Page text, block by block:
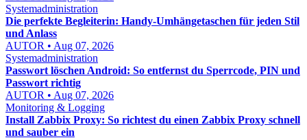
Systemadministration
Die perfekte Begleiterin: Handy-Umhängetaschen für jeden Stil
und Anlass
AUTOR • Aug 07, 2026
Systemadministration
Passwort löschen Android: So entfernst du Sperrcode, PIN und
Passwort richtig
AUTOR • Aug 07, 2026
Monitoring & Logging
Install Zabbix Proxy: So richtest du einen Zabbix Proxy schnell
und sauber ein